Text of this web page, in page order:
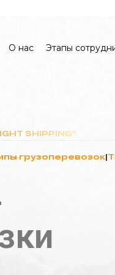
О нас Этапы
SHIPPING”
грузоперевозок|